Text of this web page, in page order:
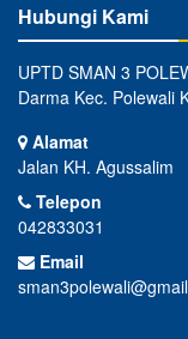
Hubungi Kami
UPTD SMAN 3
Darma Kec. Polewali
Alamat
Jalan KH. Agussalim
Telepon
042833031
Email